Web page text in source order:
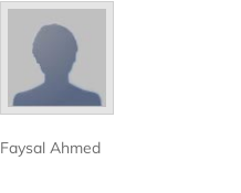
Faysal Ahmed